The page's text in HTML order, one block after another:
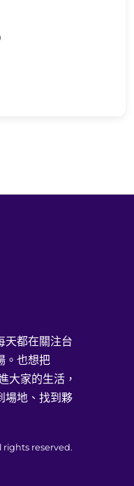
天都在關注台
。也想把
大家的生活，
場地、找到夥
rights reserved.